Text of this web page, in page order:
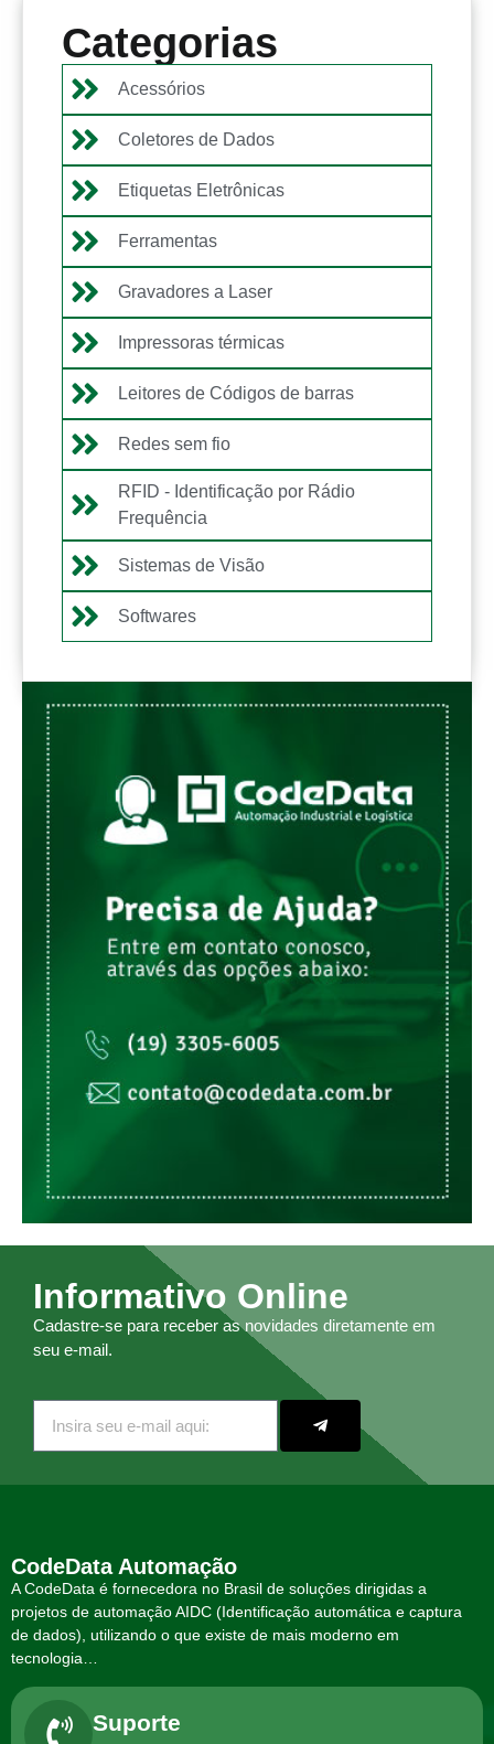
Categorias
Acessórios
Coletores de Dados
Etiquetas Eletrônicas
Ferramentas
Gravadores a Laser
Impressoras térmicas
Leitores de Códigos de barras
Redes sem fio
RFID - Identificação por Rádio
Frequência
Sistemas de Visão
Softwares
Informativo Online
Cadastre-se para receber as novidades diretamente em
seu e-mail.
CodeData Automação
A CodeData é fornecedora no Brasil de soluções dirigidas a
projetos de automação AIDC (Identificação automática e captura
de dados), utilizando o que existe de mais moderno em
tecnologia…
Suporte